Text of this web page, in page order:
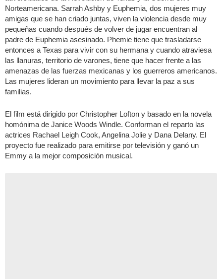
Norteamericana. Sarrah Ashby y Euphemia, dos mujeres muy
amigas que se han criado juntas, viven la violencia desde muy
pequeñas cuando después de volver de jugar encuentran al
padre de Euphemia asesinado. Phemie tiene que trasladarse
entonces a Texas para vivir con su hermana y cuando atraviesa
las llanuras, territorio de varones, tiene que hacer frente a las
amenazas de las fuerzas mexicanas y los guerreros americanos.
Las mujeres lideran un movimiento para llevar la paz a sus
familias.
El film está dirigido por Christopher Lofton y basado en la novela
homónima de Janice Woods Windle. Conforman el reparto las
actrices Rachael Leigh Cook, Angelina Jolie y Dana Delany. El
proyecto fue realizado para emitirse por televisión y ganó un
Emmy a la mejor composición musical.